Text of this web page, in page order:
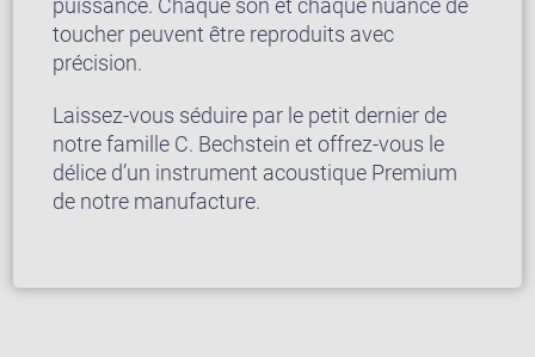
toucher peuvent être reproduits avec
précision.
Laissez-vous séduire par le petit dernier de
notre famille C. Bechstein et offrez-vous le
délice d’un instrument acoustique Premium
de notre manufacture.